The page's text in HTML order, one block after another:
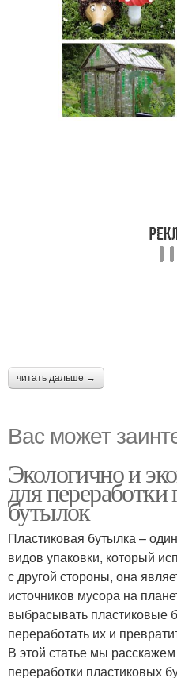
читать дальше →
Вас может
Экологично и
для
бутылок
Пластиковая бутылка –
видов упаковки, который
с другой стороны, она
источников мусора на
выбрасывать пластиковые
переработать их и
В этой статье мы
переработки пластиковых